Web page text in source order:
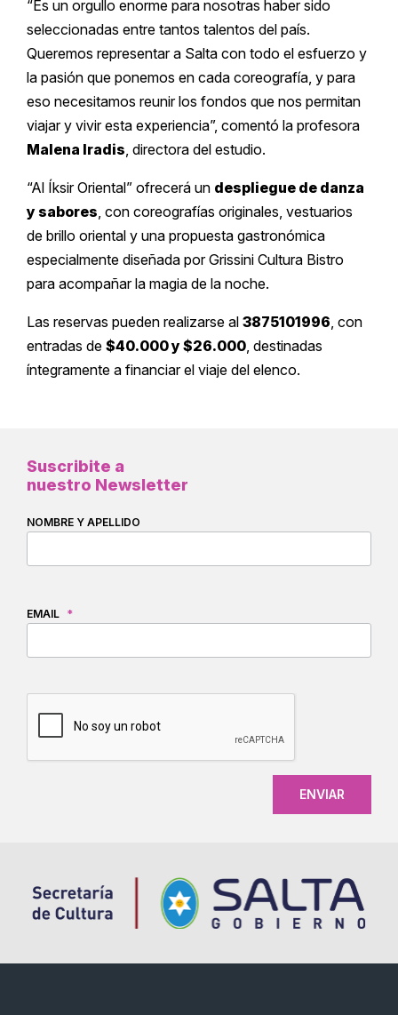
“Es un orgullo enorme para nosotras haber sido
seleccionadas entre tantos talentos del país.
Queremos representar a Salta con todo el esfuerzo y
la pasión que ponemos en cada coreografía, y para
eso necesitamos reunir los fondos que nos permitan
viajar y vivir esta experiencia”, comentó la profesora
Malena Iradis, directora del estudio.
“Al Íksir Oriental” ofrecerá un despliegue de danza
y sabores, con coreografías originales, vestuarios
de brillo oriental y una propuesta gastronómica
especialmente diseñada por Grissini Cultura Bistro
para acompañar la magia de la noche.
Las reservas pueden realizarse al 3875101996, con
entradas de $40.000 y $26.000, destinadas
íntegramente a financiar el viaje del elenco.
Suscribite a
nuestro Newsletter
NOMBRE Y APELLIDO
EMAIL *